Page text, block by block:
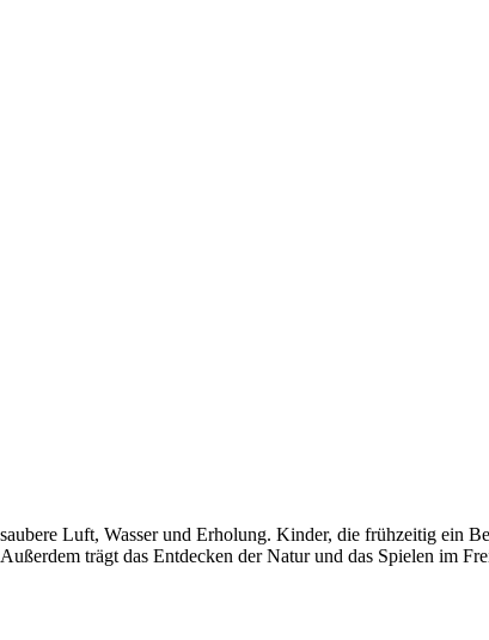
Luft, Wasser und Erholung. Kinder, die frühzeitig ein
trägt das Entdecken der Natur und das Spielen im